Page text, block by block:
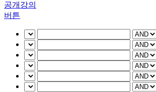
공개강의
버튼